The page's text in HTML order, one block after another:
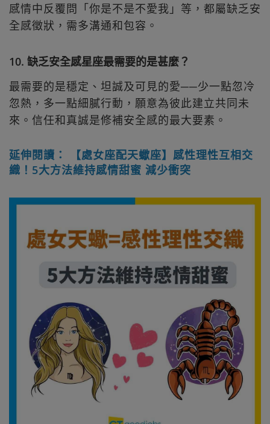
感情中反覆問「你是不是不愛我」等，都屬缺乏安
全感徵狀，需多溝通和包容。
10. 缺乏安全感星座最需要的是甚麼？
最需要的是穩定、坦誠及可見的愛──少一點忽冷
忽熱，多一點細膩行動，願意為彼此建立共同未
來。信任和真誠是修補安全感的最大要素。
延伸閱讀： 【處女座配天蠍座】感性理性互相交
織！5大方法維持感情甜蜜 減少衝突